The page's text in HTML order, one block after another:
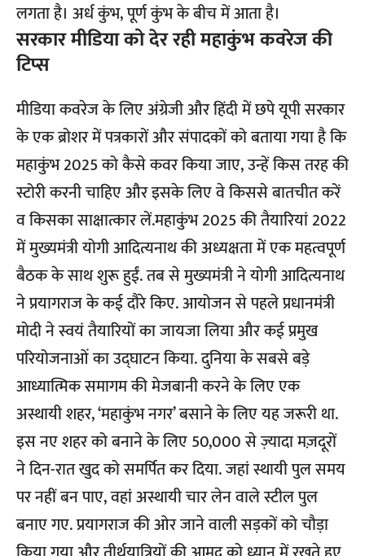
लगता है। अर्ध कुंभ, पूर्ण कुंभ के बीच में आता है।
सरकार मीडिया को देर रही महाकुंभ कवरेज की
टिप्स
मीडिया कवरेज के लिए अंग्रेजी और हिंदी में छपे यूपी सरकार
के एक ब्रोशर में पत्रकारों और संपादकों को बताया गया है कि
महाकुंभ 2025 को कैसे कवर किया जाए, उन्हें किस तरह की
स्टोरी करनी चाहिए और इसके लिए वे किससे बातचीत करें
व किसका साक्षात्कार लें.महाकुंभ 2025 की तैयारियां 2022
में मुख्यमंत्री योगी आदित्यनाथ की अध्यक्षता में एक महत्वपूर्ण
बैठक के साथ शुरू हुईं. तब से मुख्यमंत्री ने योगी आदित्यनाथ
ने प्रयागराज के कई दौरे किए. आयोजन से पहले प्रधानमंत्री
मोदी ने स्वयं तैयारियों का जायजा लिया और कई प्रमुख
परियोजनाओं का उद्घाटन किया. दुनिया के सबसे बड़े
आध्यात्मिक समागम की मेजबानी करने के लिए एक
अस्थायी शहर, ‘महाकुंभ नगर’ बसाने के लिए यह जरूरी था.
इस नए शहर को बनाने के लिए 50,000 से ज़्यादा मज़दूरों
ने दिन-रात खुद को समर्पित कर दिया. जहां स्थायी पुल समय
पर नहीं बन पाए, वहां अस्थायी चार लेन वाले स्टील पुल
बनाए गए. प्रयागराज की ओर जाने वाली सड़कों को चौड़ा